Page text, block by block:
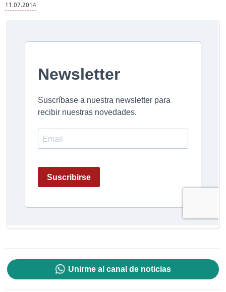
11.07.2014
Unirme al canal de noticias